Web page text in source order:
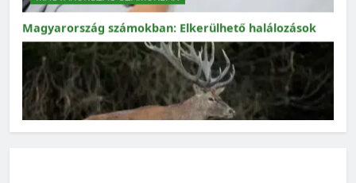
MAGYARORSZÁG SZÁMOKBAN
Magyarország számokban: Vad, vadászat